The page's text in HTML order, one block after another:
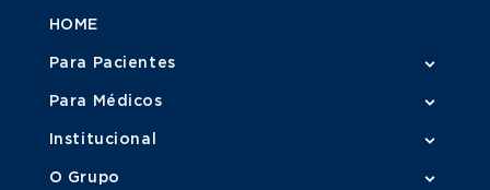
HOME
Para Pacientes
Para Médicos
Institucional
O Grupo